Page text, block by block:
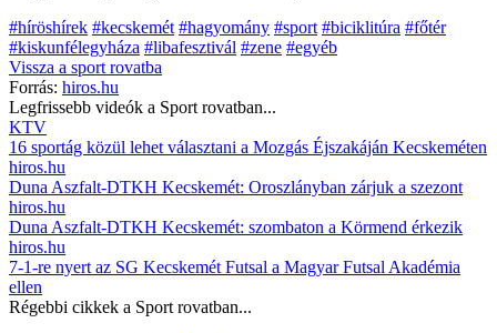
#híröshírek #kecskemét #hagyomány #sport #biciklitúra #főtér
#kiskunfélegyháza #libafesztivál #zene #egyéb
Vissza a sport rovatba
Forrás: hiros.hu
Legfrissebb videók a Sport rovatban...
KTV
16 sportág közül lehet választani a Mozgás Éjszakáján Kecskeméten
hiros.hu
Duna Aszfalt-DTKH Kecskemét: Oroszlányban zárjuk a szezont
hiros.hu
Duna Aszfalt-DTKH Kecskemét: szombaton a Körmend érkezik
hiros.hu
7-1-re nyert az SG Kecskemét Futsal a Magyar Futsal Akadémia
ellen
Régebbi cikkek a Sport rovatban...